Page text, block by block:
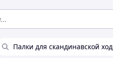
Палки для скандинавской